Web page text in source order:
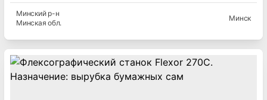
Минскийр-н
Минская обл.
Минск